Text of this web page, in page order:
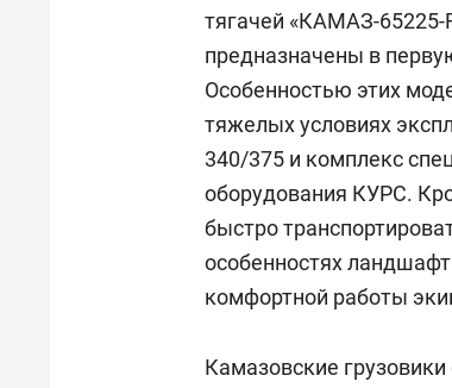
тягачей «КАМАЗ-
предназначены в
Особенностью этих
тяжелых условиях
340/375 и комплекс
оборудования КУРС.
быстро
особенностях
комфортной работы
Камазовские